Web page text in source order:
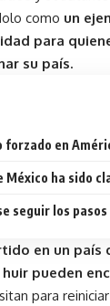
como un
para
su país.
forzado en
México ha sido
seguir los
en un país
pueden
para